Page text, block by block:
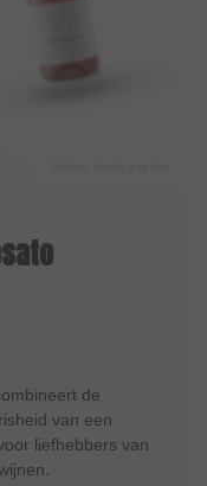
de
van een
liefhebbers van